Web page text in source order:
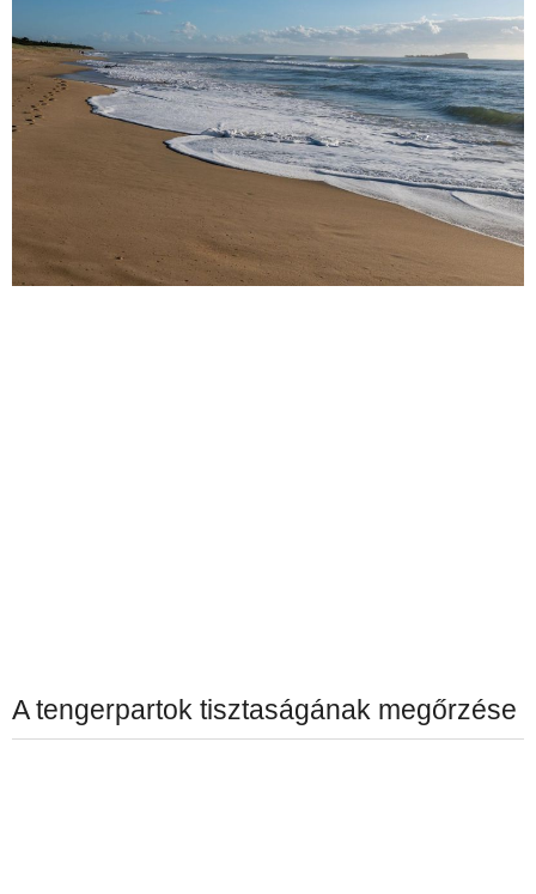
A tengerpartok tisztaságának megőrzése